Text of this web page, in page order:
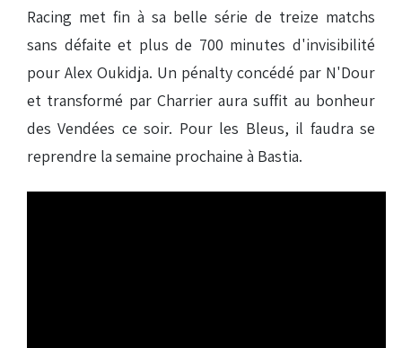
Racing met fin à sa belle série de treize matchs
sans défaite et plus de 700 minutes d'invisibilité
pour Alex Oukidja. Un pénalty concédé par N'Dour
et transformé par Charrier aura suffit au bonheur
des Vendées ce soir. Pour les Bleus, il faudra se
reprendre la semaine prochaine à Bastia.